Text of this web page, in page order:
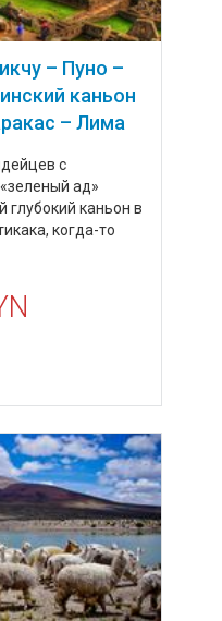
– Пуно –
каньон
– Лима
с
ад»
глубокий каньон в
когда-то